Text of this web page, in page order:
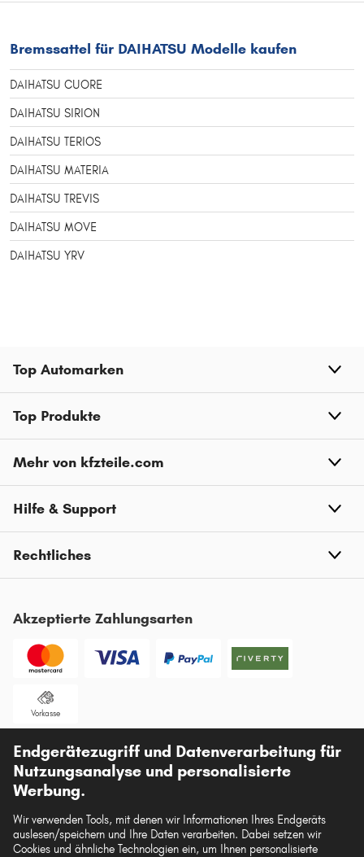
Bremssattel für DAIHATSU Modelle kaufen
DAIHATSU CUORE
DAIHATSU SIRION
DAIHATSU TERIOS
DAIHATSU MATERIA
DAIHATSU TREVIS
DAIHATSU MOVE
DAIHATSU YRV
Top Automarken
Top Produkte
Mehr von kfzteile.com
Hilfe & Support
Rechtliches
Akzeptierte Zahlungsarten
Vorkasse
Unsere Versandpartner
Die hier dargestellten Daten, insbesondere die gesamte Datenbank, dürfen nicht
Endgerätezugriff und Datenverarbeitung für
Nutzungsanalyse und personalisierte
Werbung.
Wir verwenden Tools, mit denen wir Informationen Ihres Endgeräts
auslesen/speichern und Ihre Daten verarbeiten. Dabei setzen wir
Cookies und ähnliche Technologien ein, um Ihnen personalisierte